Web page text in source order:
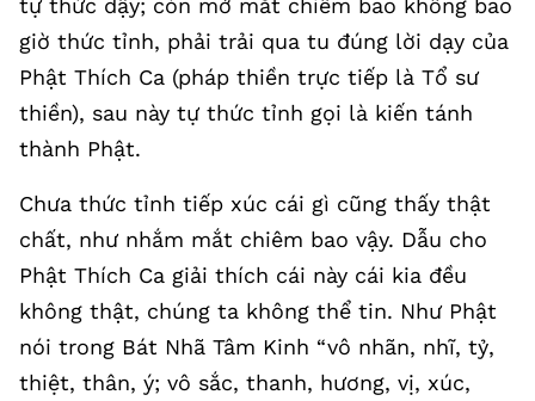
tự thức dậy; còn mở mắt chiêm bao không bao
giờ thức tỉnh, phải trải qua tu đúng lời dạy của
Phật Thích Ca (pháp thiền trực tiếp là Tổ sư
thiền), sau này tự thức tỉnh gọi là kiến tánh
thành Phật.
Chưa thức tỉnh tiếp xúc cái gì cũng thấy thật
chất, như nhắm mắt chiêm bao vậy. Dẫu cho
Phật Thích Ca giải thích cái này cái kia đều
không thật, chúng ta không thể tin. Như Phật
nói trong Bát Nhã Tâm Kinh “vô nhãn, nhĩ, tỷ,
thiệt, thân, ý; vô sắc, thanh, hương, vị, xúc,